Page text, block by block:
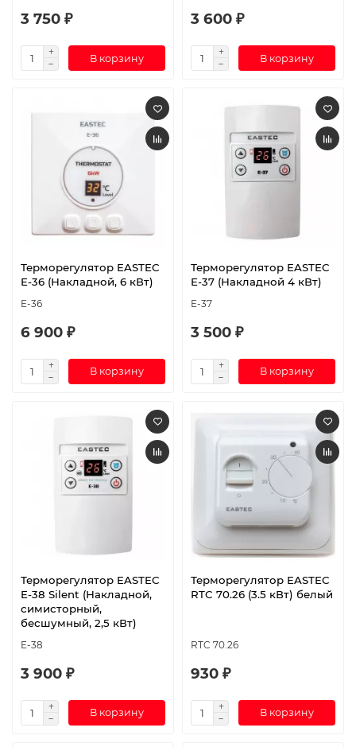
3 750 ₽
В корзину
3 600 ₽
В корзину
Терморегулятор EASTEC
E-36 (Накладной, 6 кВт)
E-36
6 900 ₽
В корзину
Терморегулятор EASTEC
E-37 (Накладной 4 кВт)
E-37
3 500 ₽
В корзину
Терморегулятор EASTEC
E-38 Silent (Накладной,
симисторный,
бесшумный, 2,5 кВт)
E-38
3 900 ₽
В корзину
Терморегулятор EASTEC
RTC 70.26 (3.5 кВт) белый
RTC 70.26
930 ₽
В корзину